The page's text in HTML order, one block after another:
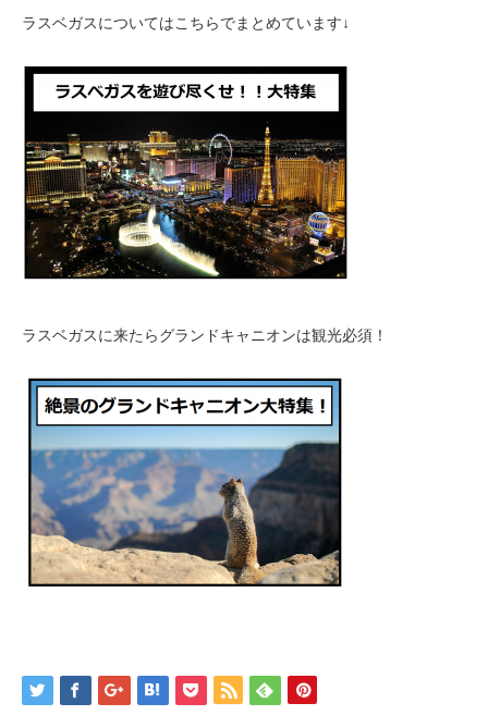
ラスベガスについてはこちらでまとめています↓
ラスベガスに来たらグランドキャニオンは観光必須！